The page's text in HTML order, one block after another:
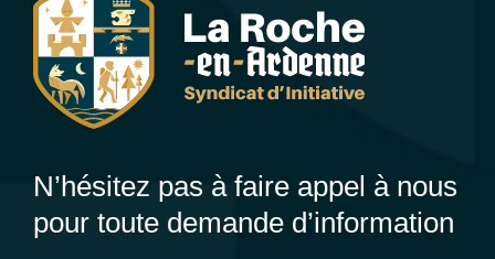
N’hésitez pas à faire appel à nous
pour toute demande d’information